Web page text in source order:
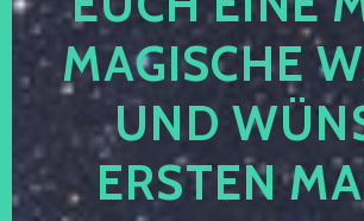
MAGISCHE
UND
ERSTEN